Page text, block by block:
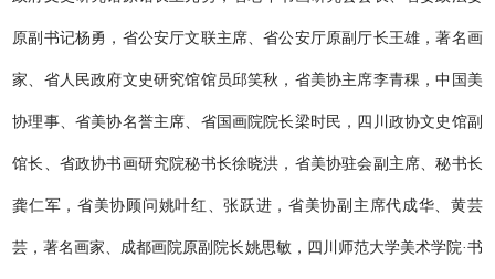
原副书记杨勇，省公安厅文联主席、省公安厅原副厅长王雄，著名画
家、省人民政府文史研究馆馆员邱笑秋，省美协主席李青稞，中国美
协理事、省美协名誉主席、省国画院院长梁时民，四川政协文史馆副
馆长、省政协书画研究院秘书长徐晓洪，省美协驻会副主席、秘书长
龚仁军，省美协顾问姚叶红、张跃进，省美协副主席代成华、黄芸
芸，著名画家、成都画院原副院长姚思敏，四川师范大学美术学院·书